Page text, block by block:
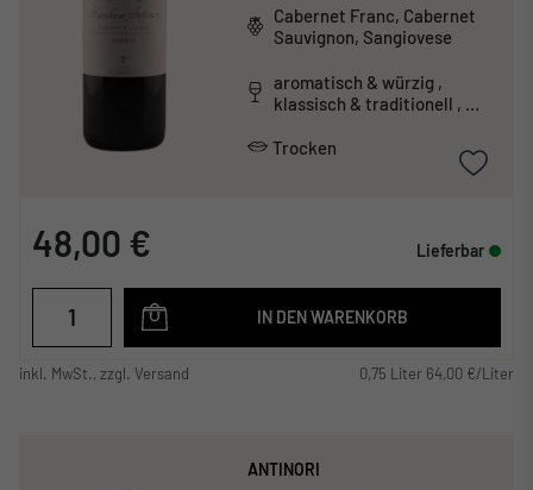
Cabernet Franc, Cabernet
Sauvignon, Sangiovese
aromatisch & würzig ,
klassisch & traditionell ,
Trocken
48,00 € Lieferbar
IN DEN WARENKORB
inkl. MwSt., zzgl. Versand 0,75 Liter 64,00 €/Liter
ANTINORI